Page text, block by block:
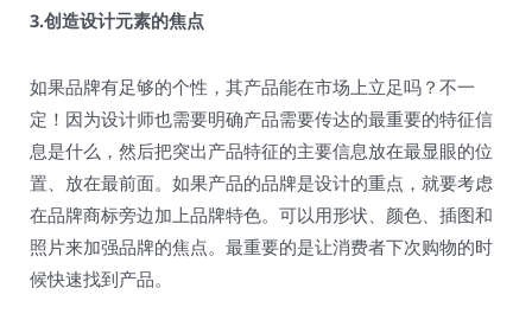
3.创造设计元素的焦点
如果品牌有足够的个性，其产品能在市场上立足吗？不一
定！因为设计师也需要明确产品需要传达的最重要的特征信
息是什么，然后把突出产品特征的主要信息放在最显眼的位
置、放在最前面。如果产品的品牌是设计的重点，就要考虑
在品牌商标旁边加上品牌特色。可以用形状、颜色、插图和
照片来加强品牌的焦点。最重要的是让消费者下次购物的时
候快速找到产品。